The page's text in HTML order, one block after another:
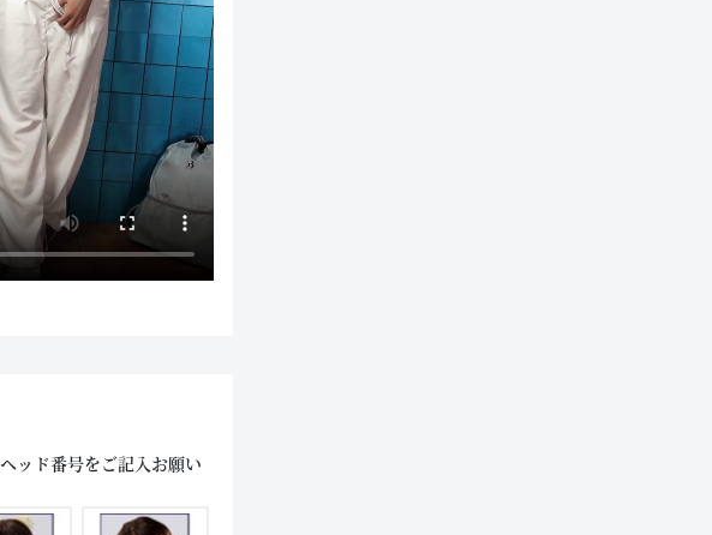
ッド番号をご記入お願い